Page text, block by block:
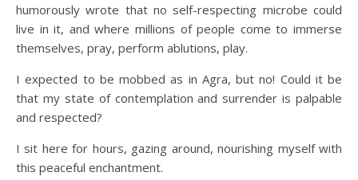
humorously wrote that no self-respecting microbe could
live in it, and where millions of people come to immerse
themselves, pray, perform ablutions, play.
I expected to be mobbed as in Agra, but no! Could it be
that my state of contemplation and surrender is palpable
and respected?
I sit here for hours, gazing around, nourishing myself with
this peaceful enchantment.